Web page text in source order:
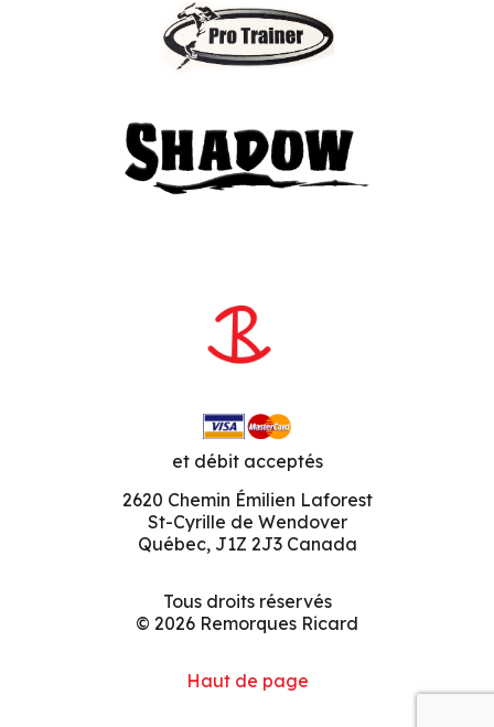
et débit acceptés
2620 Chemin Émilien Laforest
St-Cyrille de Wendover
Québec, J1Z 2J3 Canada
Tous droits réservés
© 2026 Remorques Ricard
Haut de page